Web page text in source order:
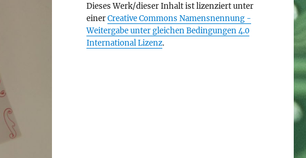
Dieses Werk/dieser Inhalt ist lizenziert unter
einerCreative Commons Namensnennung -
Weitergabe unter gleichen Bedingungen 4.0
International Lizenz.